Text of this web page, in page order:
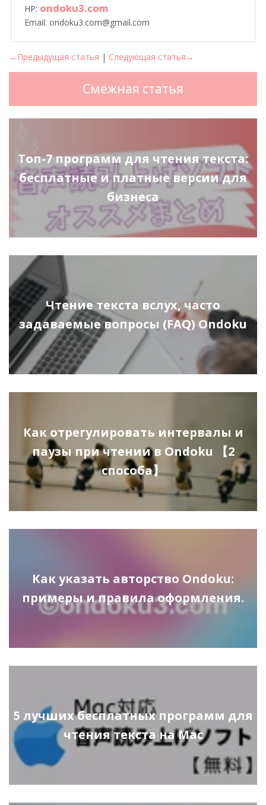
HP: ondoku3.com
Email: ondoku3.com@gmail.com
←Предыдущая статья | Следующая статья→
Смежная статья
Топ-7 программ для чтения текста:
бесплатные и платные версии для
бизнеса
Чтение текста вслух, часто
задаваемые вопросы (FAQ) Ondoku
Как отрегулировать интервалы и
паузы при чтении в Ondoku 【2
способа】
Как указать авторство Ondoku:
примеры и правила оформления.
5 лучших бесплатных программ для
чтения текста на Mac